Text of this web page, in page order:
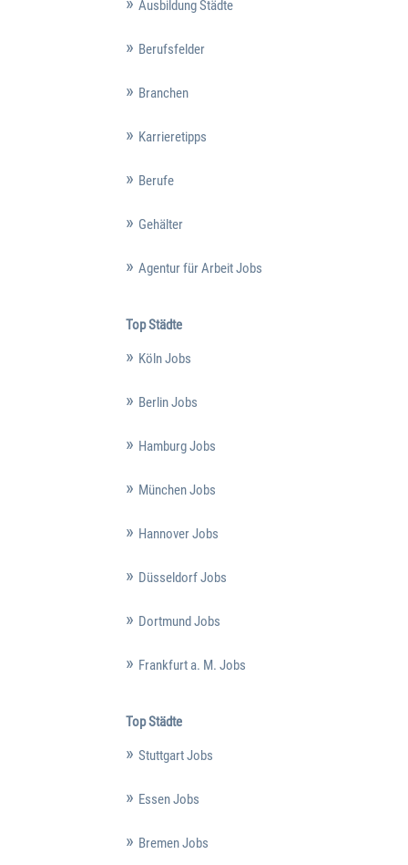
Ausbildung Städte
Berufsfelder
Branchen
Karrieretipps
Berufe
Gehälter
Agentur für Arbeit Jobs
Top Städte
Köln Jobs
Berlin Jobs
Hamburg Jobs
München Jobs
Hannover Jobs
Düsseldorf Jobs
Dortmund Jobs
Frankfurt a. M. Jobs
Top Städte
Stuttgart Jobs
Essen Jobs
Bremen Jobs